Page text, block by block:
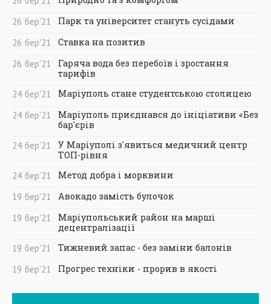
26 бер'21
Парк та університет стануть сусідами
26 бер'21
Ставка на позитив
26 бер'21
Гаряча вода без перебоїв і зростання
тарифів
24 бер'21
Маріуполь стане студентською столицею
24 бер'21
Маріуполь приєднався до ініціативи «Без
бар'єрів
24 бер'21
У Маріуполі з'явиться медичний центр
ТОП-рівня
24 бер'21
Метод добра і морквини
19 бер'21
Авокадо замість булочок
19 бер'21
Маріупольський район на марші
децентралізації
19 бер'21
Тижневий запас - без заміни балонів
19 бер'21 Прогрес техніки - прорив в якості